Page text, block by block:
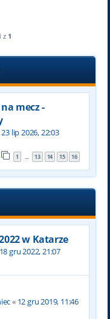
z 1
mecz -
23 lip 2026, 22:03
1 … 13 14 15 16
w Katarze
18 gru 2022, 21:07
« 12 gru 2019, 11:46